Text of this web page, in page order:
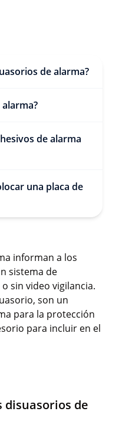
de alarma?
de alarma
una placa de
informan a los
sistema de
sin video vigilancia.
son un
para la protección
para incluir en el
disuasorios de